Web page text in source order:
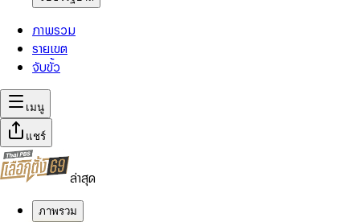
ภาพรวม
รายเขต
จับขั้ว
เมนู
แชร์
ล่าสุด
ภาพรวม